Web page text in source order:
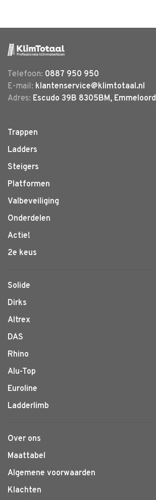
Telefoon: 0887 950 950
E-mail: klantenservice@klimtotaal.nl
Adres: Escudo 39B 8305BM, Emmeloord
Trappen
Ladders
Steigers
Platformen
Valbeveiliging
Onderdelen
Actie!
2e keus
Solide
Dirks
Altrex
DAS
Rhino
Alu-Top
Euroline
Ladderlimb
Over ons
Maattabel
Algemene voorwaarden
Klachten